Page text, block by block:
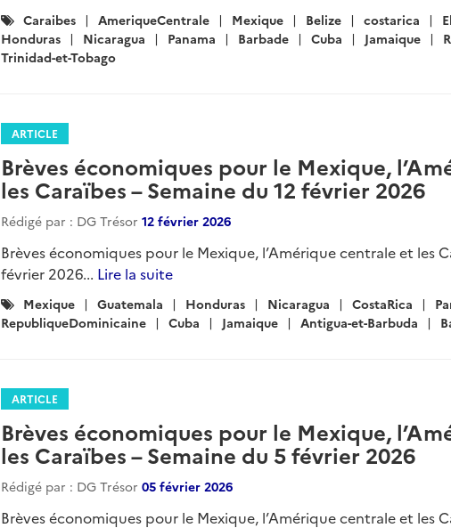
Catégories
:
Caraibes AmeriqueCentrale Mexique Belize costarica
Honduras
Nicaragua Panama Barbade Cuba Jamaique
Trinidad-et-Tobago
ARTICLE
Brèves économiques pour le Mexique,
les Caraïbes – Semaine du 12 février 2026
Rédigé par : DG Trésor 12 février 2026
Brèves économiques pour le Mexique, l’Amérique centrale et les
février 2026... Lire la suite
Catégories
:
Mexique Guatemala Honduras Nicaragua CostaRica
RepubliqueDominicaine
Cuba Jamaique Antigua-et-Barbuda
ARTICLE
Brèves économiques pour le Mexique,
les Caraïbes – Semaine du 5 février 2026
Rédigé par : DG Trésor 05 février 2026
Brèves économiques pour le Mexique, l’Amérique centrale et les